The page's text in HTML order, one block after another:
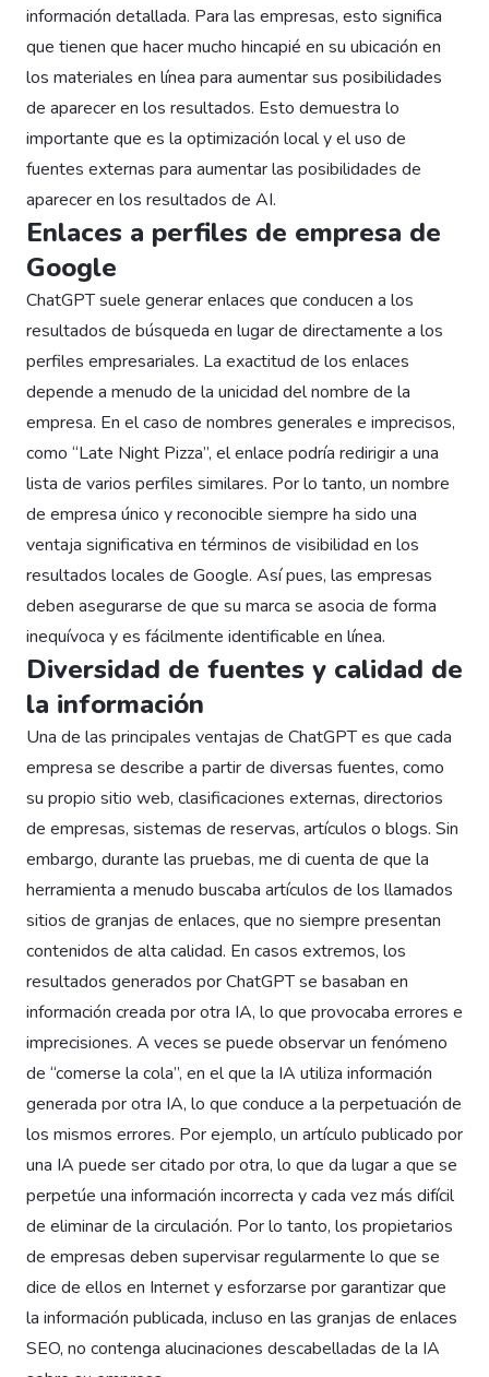
información detallada. Para las empresas, esto significa
que tienen que hacer mucho hincapié en su ubicación en
los materiales en línea para aumentar sus posibilidades
de aparecer en los resultados. Esto demuestra lo
importante que es la optimización local y el uso de
fuentes externas para aumentar las posibilidades de
aparecer en los resultados de AI.
Enlaces a perfiles de empresa de
Google
ChatGPT suele generar enlaces que conducen a los
resultados de búsqueda en lugar de directamente a los
perfiles empresariales. La exactitud de los enlaces
depende a menudo de la unicidad del nombre de la
empresa. En el caso de nombres generales e imprecisos,
como “Late Night Pizza”, el enlace podría redirigir a una
lista de varios perfiles similares. Por lo tanto, un nombre
de empresa único y reconocible siempre ha sido una
ventaja significativa en términos de visibilidad en los
resultados locales de Google. Así pues, las empresas
deben asegurarse de que su marca se asocia de forma
inequívoca y es fácilmente identificable en línea.
Diversidad de fuentes y calidad de
la información
Una de las principales ventajas de ChatGPT es que cada
empresa se describe a partir de diversas fuentes, como
su propio sitio web, clasificaciones externas, directorios
de empresas, sistemas de reservas, artículos o blogs. Sin
embargo, durante las pruebas, me di cuenta de que la
herramienta a menudo buscaba artículos de los llamados
sitios de granjas de enlaces, que no siempre presentan
contenidos de alta calidad. En casos extremos, los
resultados generados por ChatGPT se basaban en
información creada por otra IA, lo que provocaba errores e
imprecisiones. A veces se puede observar un fenómeno
de “comerse la cola”, en el que la IA utiliza información
generada por otra IA, lo que conduce a la perpetuación de
los mismos errores. Por ejemplo, un artículo publicado por
una IA puede ser citado por otra, lo que da lugar a que se
perpetúe una información incorrecta y cada vez más difícil
de eliminar de la circulación. Por lo tanto, los propietarios
de empresas deben supervisar regularmente lo que se
dice de ellos en Internet y esforzarse por garantizar que
la información publicada, incluso en las granjas de enlaces
SEO, no contenga alucinaciones descabelladas de la IA